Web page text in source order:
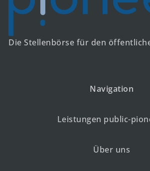
Die Stellenbörse für den
Navigation
Leistungen public-
Über uns